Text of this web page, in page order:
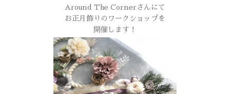
Around The Cornerさんにて
お正月飾りのワークショップを
開催します！